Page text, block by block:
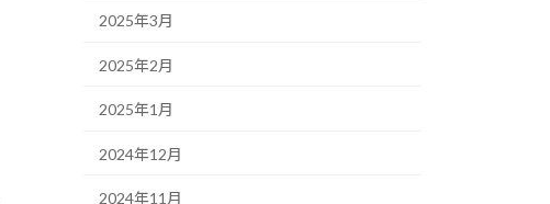
2025年3月
2025年2月
2025年1月
2024年12月
2024年11月